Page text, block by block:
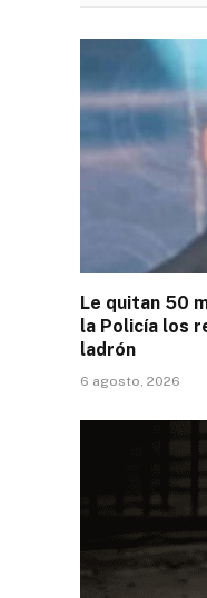
Le quitan 50
la Policía los
ladrón
6 agosto, 2026